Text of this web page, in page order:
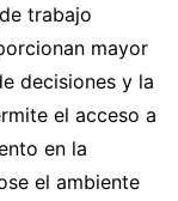
trabajo
mayor
decisiones y la
el acceso a
en la
el ambiente